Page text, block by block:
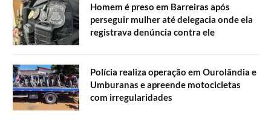
Homem é preso em Barreiras após
perseguir mulher até delegacia onde ela
registrava denúncia contra ele
Polícia realiza operação em Ourolândia e
Umburanas e apreende motocicletas
com irregularidades